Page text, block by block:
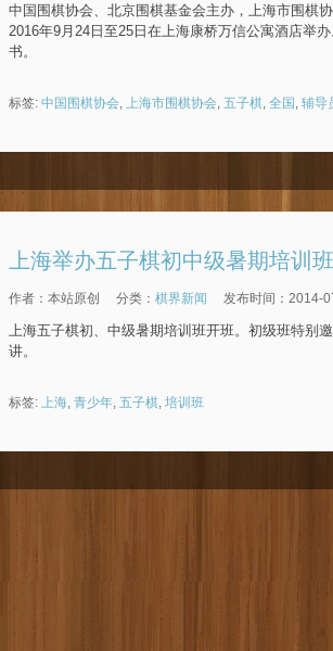
中国围棋协会、北京围棋基金会主办，上海市围棋
2016年9月24日至25日在上海康桥万信公寓酒店举
书。
标签: 中国围棋协会, 上海市围棋协会, 五子棋, 全国 , 辅导
上海举办五子棋初中级暑期培训班
作者：本站原创 分类： 棋界新闻 发布时间：2014-
上海五子棋初、中级暑期培训班开班。初级班特别
讲。
标签: 上海, 青少年, 五子棋, 培训班